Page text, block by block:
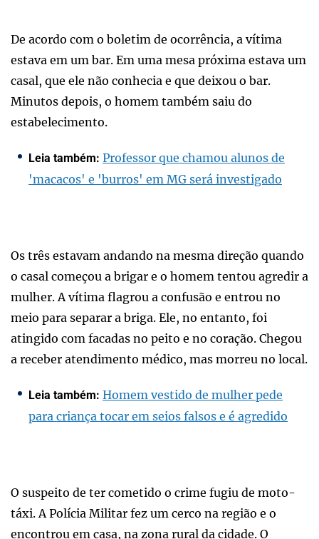
De acordo com o boletim de ocorrência, a vítima
estava em um bar. Em uma mesa próxima estava um
casal, que ele não conhecia e que deixou o bar.
Minutos depois, o homem também saiu do
estabelecimento.
Leia também: Professor que chamou alunos de
'macacos' e 'burros' em MG será investigado
Os três estavam andando na mesma direção quando
o casal começou a brigar e o homem tentou agredir a
mulher. A vítima flagrou a confusão e entrou no
meio para separar a briga. Ele, no entanto, foi
atingido com facadas no peito e no coração. Chegou
a receber atendimento médico, mas morreu no local.
Leia também: Homem vestido de mulher pede
para criança tocar em seios falsos e é agredido
O suspeito de ter cometido o crime fugiu de moto-
táxi. A Polícia Militar fez um cerco na região e o
encontrou em casa, na zona rural da cidade. O